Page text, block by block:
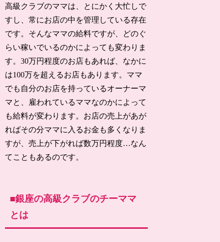
高級クラブのママは、とにかく大忙しで
すし、常にお店の中を管理している存在
です。そんなママの給料ですが、どのぐ
らい稼いでいるのかによっても変わりま
す。30万円程度のお店もあれば、なかに
は100万を超えるお店もあります。ママ
でも自分のお店を持っているオーナーマ
マと、雇われているママなのかによって
も給料が変わります。お店の売上があが
ればその分ママに入るお金も多くなりま
すが、売上が下がれば数万円程度…なん
てこともあるのです。
■銀座の高級クラブのチーママ
とは